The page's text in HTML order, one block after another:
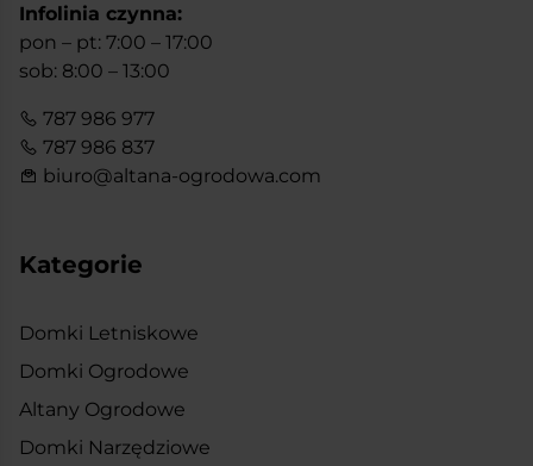
Infolinia czynna:
pon – pt: 7:00 – 17:00
sob: 8:00 – 13:00
787 986 977
787 986 837
biuro@altana-ogrodowa.com
Kategorie
Domki Letniskowe
Domki Ogrodowe
Altany Ogrodowe
Domki Narzędziowe